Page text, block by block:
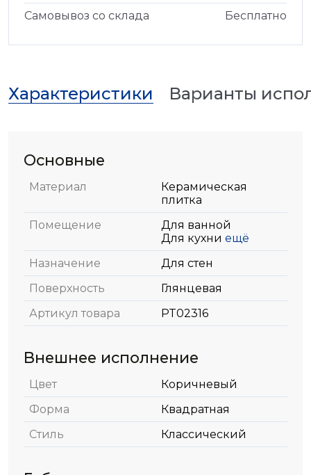
Самовывоз со склада
Бесплатно
Характеристики Варианты
Основные
Материал
Керамическая
плитка
Помещение
Для ванной
Для кухни ещё
Назначение
Для стен
Поверхность
Глянцевая
Артикул товара
PT02316
Внешнее исполнение
Цвет
Коричневый
Форма
Квадратная
Стиль
Классический